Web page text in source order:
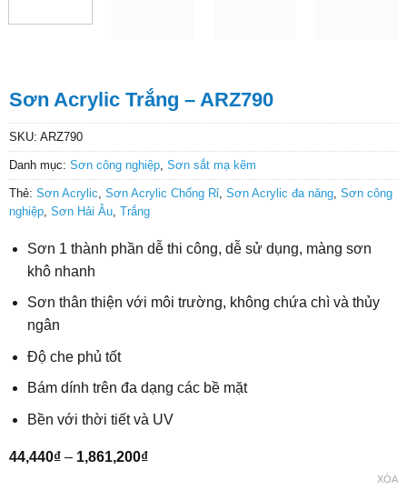
Sơn Acrylic Trắng – ARZ790
SKU: ARZ790
Danh mục: Sơn công nghiệp, Sơn sắt mạ kẽm
Thẻ: Sơn Acrylic Sơn Acrylic Chống Rỉ, Sơn Acrylic đa năng, Sơn công
nghiệp, Sơn Hải Âu, Trắng
Sơn 1 thành phần dễ thi công, dễ sử dụng, màng sơn
khô nhanh
Sơn thân thiện với môi trường, không chứa chì và thủy
ngân
Độ che phủ tốt
Bám dính trên đa dạng các bề mặt
Bền với thời tiết và UV
44,440₫ – 1,861,200₫Khoảng
XÓA